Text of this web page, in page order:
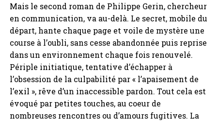
Mais le second roman de Philippe Gerin, chercheur
en communication, va au-delà. Le secret, mobile du
départ, hante chaque page et voile de mystère une
course à l’oubli, sans cesse abandonnée puis reprise
dans un environnement chaque fois renouvelé.
Périple initiatique, tentative d’échapper à
l’obsession de la culpabilité par « l’apaisement de
l’exil », rêve d’un inaccessible pardon. Tout cela est
évoqué par petites touches, au coeur de
nombreuses rencontres ou d’amours fugitives. La